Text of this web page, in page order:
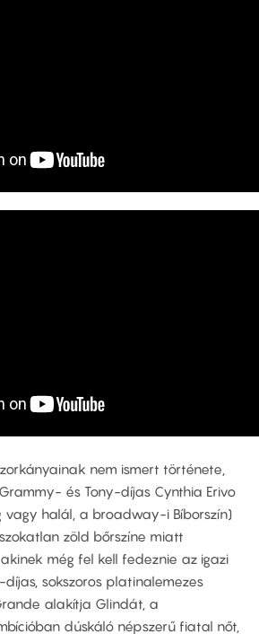
nem ismert története,
és Tony-díjas Cynthia Erivo
vagy halál, a broadway-i Bíborszín)
zöld bőrszíne miatt
még fel kell fedeznie az igazi
sokszoros platinalemezes
alakítja Glindát, a
dúskáló népszerű fiatal nőt,